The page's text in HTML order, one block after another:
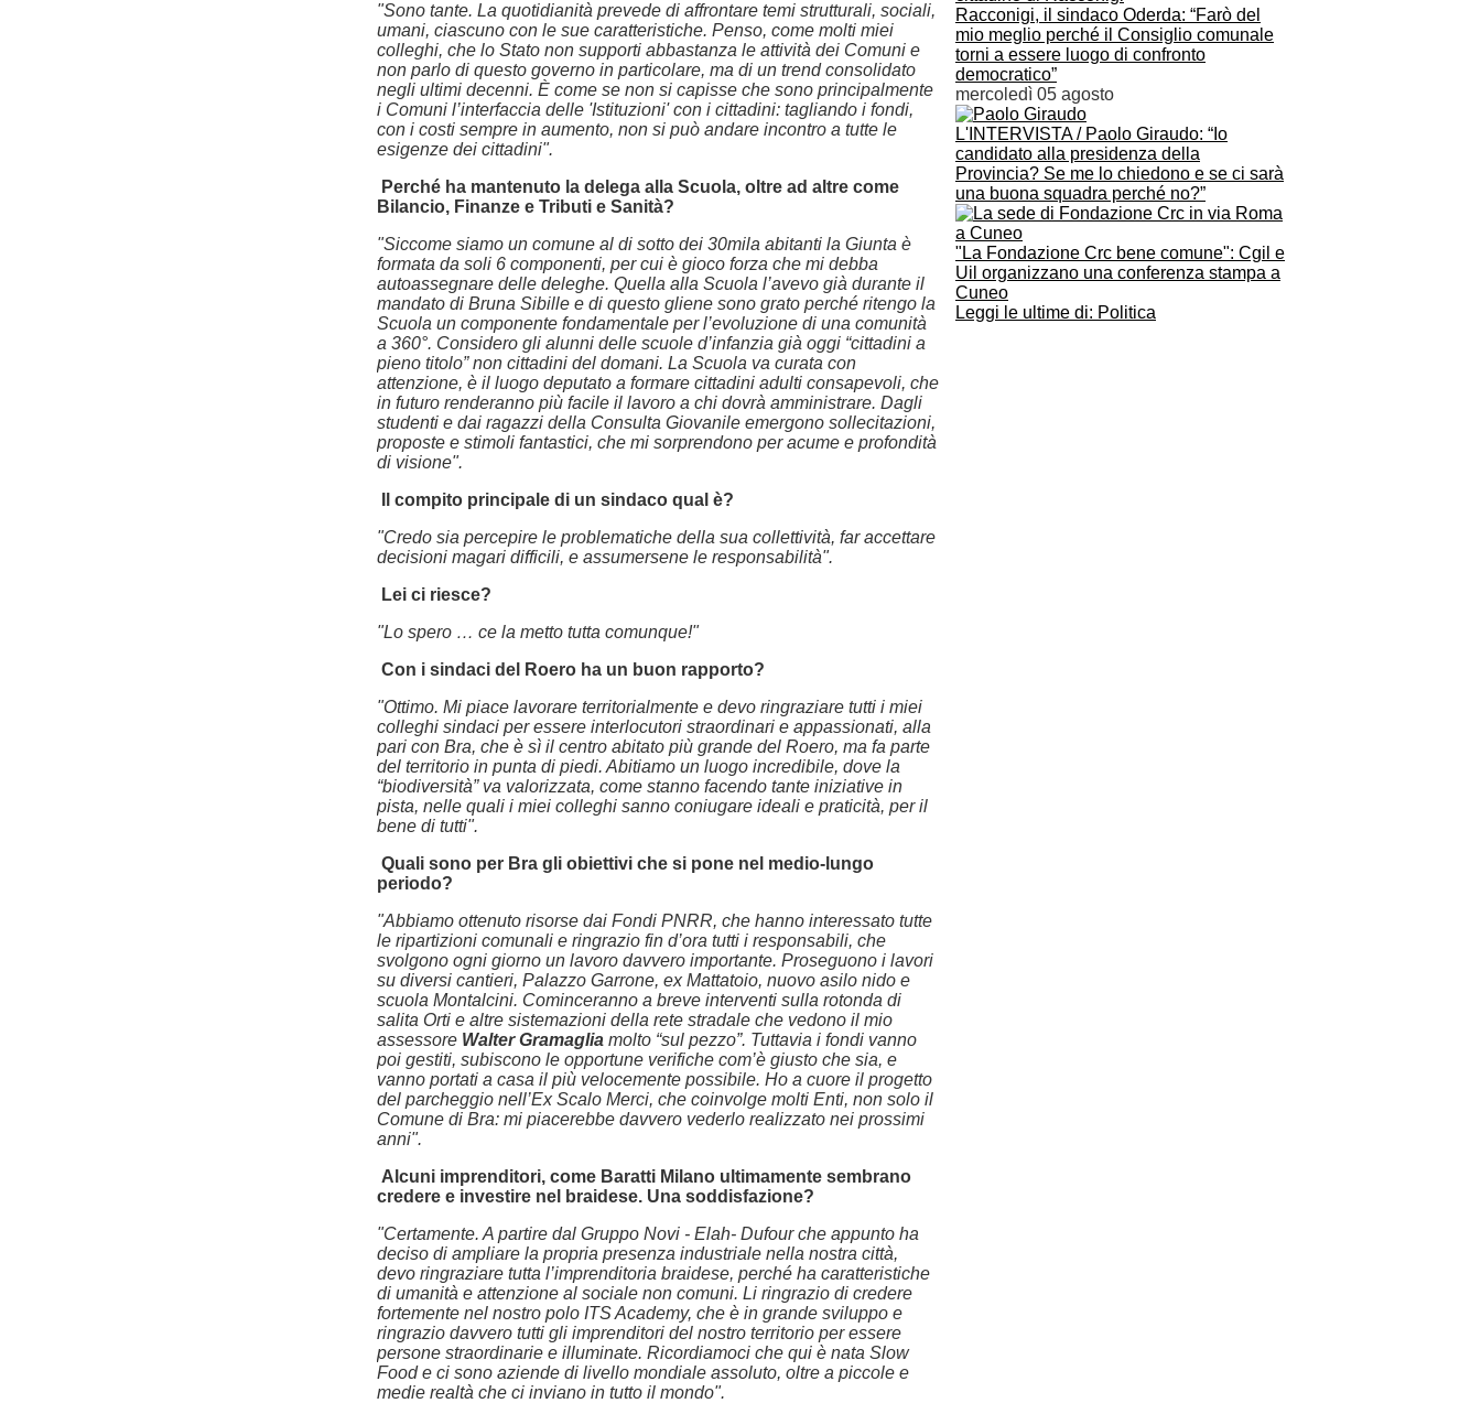
Racconigi, il sindaco Oderda: “Farò del
mio meglio perché il Consiglio comunale
torni a essere luogo di confronto
democratico”
mercoledì 05 agosto
L'INTERVISTA / Paolo Giraudo: “Io
candidato alla presidenza della
Provincia? Se me lo chiedono e se ci sarà
una buona squadra perché no?”
"La Fondazione Crc bene comune": Cgil e
Uil organizzano una conferenza stampa a
Cuneo
Leggi le ultime di: Politica
"Sono tante. La quotidianità prevede di affrontare temi strutturali, sociali,
umani, ciascuno con le sue caratteristiche. Penso, come molti miei
colleghi, che lo Stato non supporti abbastanza le attività dei Comuni e
non parlo di questo governo in particolare, ma di un trend consolidato
negli ultimi decenni. È come se non si capisse che sono principalmente
i Comuni l’interfaccia delle 'Istituzioni' con i cittadini: tagliando i fondi,
con i costi sempre in aumento, non si può andare incontro a tutte le
esigenze dei cittadini".
Perché ha mantenuto la delega alla Scuola, oltre ad altre come
Bilancio, Finanze e Tributi e Sanità?
"Siccome siamo un comune al di sotto dei 30mila abitanti la Giunta è
formata da soli 6 componenti, per cui è gioco forza che mi debba
autoassegnare delle deleghe. Quella alla Scuola l’avevo già durante il
mandato di Bruna Sibille e di questo gliene sono grato perché ritengo la
Scuola un componente fondamentale per l’evoluzione di una comunità
a 360°. Considero gli alunni delle scuole d’infanzia già oggi “cittadini a
pieno titolo” non cittadini del domani. La Scuola va curata con
attenzione, è il luogo deputato a formare cittadini adulti consapevoli, che
in futuro renderanno più facile il lavoro a chi dovrà amministrare. Dagli
studenti e dai ragazzi della Consulta Giovanile emergono sollecitazioni,
proposte e stimoli fantastici, che mi sorprendono per acume e profondità
di visione".
Il compito principale di un sindaco qual è?
"Credo sia percepire le problematiche della sua collettività, far accettare
decisioni magari difficili, e assumersene le responsabilità".
Lei ci riesce?
"Lo spero … ce la metto tutta comunque!"
Con i sindaci del Roero ha un buon rapporto?
"Ottimo. Mi piace lavorare territorialmente e devo ringraziare tutti i miei
colleghi sindaci per essere interlocutori straordinari e appassionati, alla
pari con Bra, che è sì il centro abitato più grande del Roero, ma fa parte
del territorio in punta di piedi. Abitiamo un luogo incredibile, dove la
“biodiversità” va valorizzata, come stanno facendo tante iniziative in
pista, nelle quali i miei colleghi sanno coniugare ideali e praticità, per il
bene di tutti".
Quali sono per Bra gli obiettivi che si pone nel medio-lungo
periodo?
"Abbiamo ottenuto risorse dai Fondi PNRR, che hanno interessato tutte
le ripartizioni comunali e ringrazio fin d’ora tutti i responsabili, che
svolgono ogni giorno un lavoro davvero importante. Proseguono i lavori
su diversi cantieri, Palazzo Garrone, ex Mattatoio, nuovo asilo nido e
scuola Montalcini. Cominceranno a breve interventi sulla rotonda di
salita Orti e altre sistemazioni della rete stradale che vedono il mio
assessore Walter Gramaglia molto “sul pezzo”. Tuttavia i fondi vanno
poi gestiti, subiscono le opportune verifiche com’è giusto che sia, e
vanno portati a casa il più velocemente possibile. Ho a cuore il progetto
del parcheggio nell’Ex Scalo Merci, che coinvolge molti Enti, non solo il
Comune di Bra: mi piacerebbe davvero vederlo realizzato nei prossimi
anni".
Alcuni imprenditori, come Baratti Milano ultimamente sembrano
credere e investire nel braidese. Una soddisfazione?
"Certamente. A partire dal Gruppo Novi - Elah- Dufour che appunto ha
deciso di ampliare la propria presenza industriale nella nostra città,
devo ringraziare tutta l’imprenditoria braidese, perché ha caratteristiche
di umanità e attenzione al sociale non comuni. Li ringrazio di credere
fortemente nel nostro polo ITS Academy, che è in grande sviluppo e
ringrazio davvero tutti gli imprenditori del nostro territorio per essere
persone straordinarie e illuminate. Ricordiamoci che qui è nata Slow
Food e ci sono aziende di livello mondiale assoluto, oltre a piccole e
medie realtà che ci inviano in tutto il mondo".